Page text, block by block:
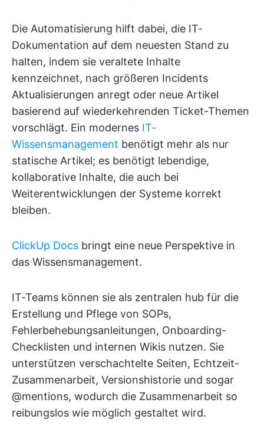
Die Automatisierung hilft dabei, die IT-
Dokumentation auf dem neuesten Stand zu
halten, indem sie veraltete Inhalte
kennzeichnet, nach größeren Incidents
Aktualisierungen anregt oder neue Artikel
basierend auf wiederkehrenden Ticket-Themen
vorschlägt. Ein modernes IT-
Wissensmanagement benötigt mehr als nur
statische Artikel; es benötigt lebendige,
kollaborative Inhalte, die auch bei
Weiterentwicklungen der Systeme korrekt
bleiben.
ClickUp Docs bringt eine neue Perspektive in
das Wissensmanagement.
IT-Teams können sie als zentralen hub für die
Erstellung und Pflege von SOPs,
Fehlerbehebungsanleitungen, Onboarding-
Checklisten und internen Wikis nutzen. Sie
unterstützen verschachtelte Seiten, Echtzeit-
Zusammenarbeit, Versionshistorie und sogar
@mentions, wodurch die Zusammenarbeit so
reibungslos wie möglich gestaltet wird.